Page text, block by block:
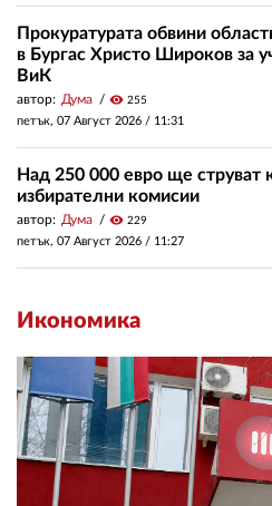
Прокуратурата обвини
в Бургас Христо Широков за
ВиК
автор: Дума visibility 255
петък, 07 Август 2026 / 11:31
Над 250 000 евро ще струват
избирателни комисии
автор: Дума visibility 229
петък, 07 Август 2026 / 11:27
Икономика